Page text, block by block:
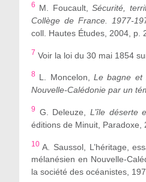
6 M. Foucault,
Sécurité,
Collège de France. 1977-
coll. Hautes Études, 2004, p.
7 Voir la loi du 30 mai 1854
8L. Moncelon, Le bagne et
Nouvelle-Calédonie par un
9 G. Deleuze,L’île déserte
éditions de Minuit, Paradoxe,
10A. Saussol, L’héritage,
mélanésien en Nouvelle-
la société des océanistes,